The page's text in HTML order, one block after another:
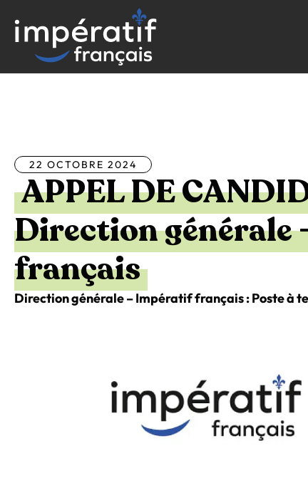
contenu
22 OCTOBRE 2024
APPEL DE
Direction générale
français
Direction générale – Impératif français : Poste à